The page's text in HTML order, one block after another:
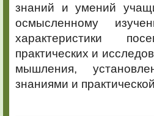
знаний и умений
осмысленному
характеристики
практических и
мышления,
знаниями и